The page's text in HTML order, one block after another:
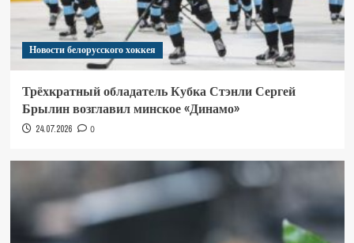
Новости белорусского хоккея
Трёхкратный обладатель Кубка Стэнли Сергей
Брылин возглавил минское «Динамо»
24.07.2026 0